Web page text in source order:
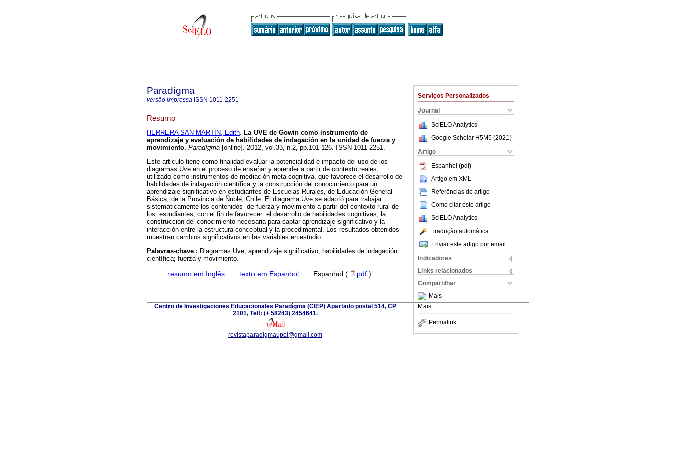
Serviços Personalizados
Journal
SciELO Analytics
Google Scholar H5M5 (2021 )
Artigo
Espanhol (pdf)
Artigo em XML
Referências do artigo
Como citar este artigo
SciELO Analytics
Tradução automática
Enviar este artigo por email
Indicadores
Links relacionados
Compartilhar
Mais
Mais
Permalink
Paradígma
versão impressa ISSN 1011-2251
Resumo
HERRERA SAN MARTIN, Edith. La UVE de Gowin como instrumento de
aprendizaje y evaluación de habilidades de indagación en la unidad de fuerza y
movimiento. Paradígma [online]. 2012, vol.33, n.2, pp.101-126. ISSN 1011-2251.
Este articulo tiene como finalidad evaluar la potencialidad e impacto del uso de los
diagramas Uve en el proceso de enseñar y aprender a partir de contexto reales,
utilizado como instrumentos de mediación meta-cognitiva, que favorece el desarrollo de
habilidades de indagación científica y la construcción del conocimiento para un
aprendizaje significativo en estudiantes de Escuelas Rurales, de Educación General
Básica, de la Provincia de Ñuble, Chile. El diagrama Uve se adaptó para trabajar
sistemáticamente los contenidos de fuerza y movimiento a partir del contexto rural de
los estudiantes, con el fin de favorecer: el desarrollo de habilidades cognitivas, la
construcción del conocimiento necesaria para captar aprendizaje significativo y la
interacción entre la estructura conceptual y la procedimental. Los resultados obtenidos
muestran cambios significativos en las variables en estudio.
Palavras-chave : Diagramas Uve; aprendizaje significativo; habilidades de indagación
científica; fuerza y movimiento.
· resumo em Inglês · texto em Espanhol · Espanhol ( pdf )
Centro de Investigaciones Educacionales Paradìgma (CIEP) Apartado postal 514, CP
2101, Telf: (+ 58243) 2454641.
revistaparadigmaupel@gmail.com